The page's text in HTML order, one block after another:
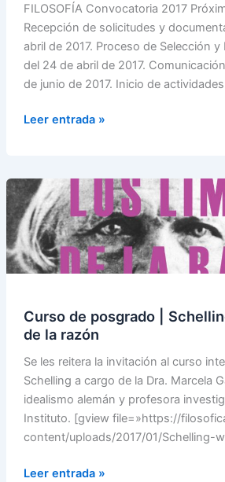
FILOSOFÍA Convocatoria 2017
Recepción de solicitudes y
abril de 2017. Proceso de Selección
del 24 de abril de 2017.
de junio de 2017. Inicio de
Leer entrada »
Curso de posgrado |
de la razón
Se les reitera la invitación al curso
Schelling a cargo de la Dra. Marcela
idealismo alemán y profesora
Instituto. [gview file=»https://
content/uploads/2017/01/Schelling-
Curso
de
posgrado
|
Schelling:
de
la
razón
Leer entrada »